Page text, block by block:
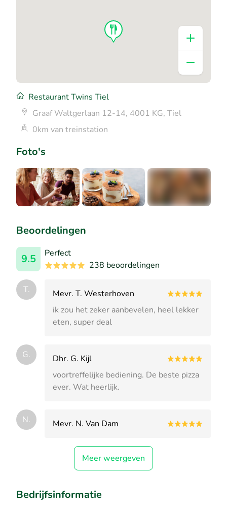
Foto's
Beoordelingen
9.5
Perfect
238 beoordelingen
T.
Mevr. T. Westerhoven
ik zou het zeker aanbevelen, heel lekker
eten, super deal
G.
Dhr. G. Kijl
voortreffelijke bediening. De beste pizza
ever. Wat heerlijk.
N. Mevr. N. Van Dam
Meer weergeven
Restaurant Twins Tiel
Graaf Waltgerlaan 12-14, 4001 KG, Tiel
0km van treinstation
Bedrijfsinformatie